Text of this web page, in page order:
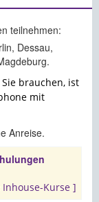
teilnehmen:
, Dessau,
.
brauchen, ist
mit
Anreise.
Kurse ]